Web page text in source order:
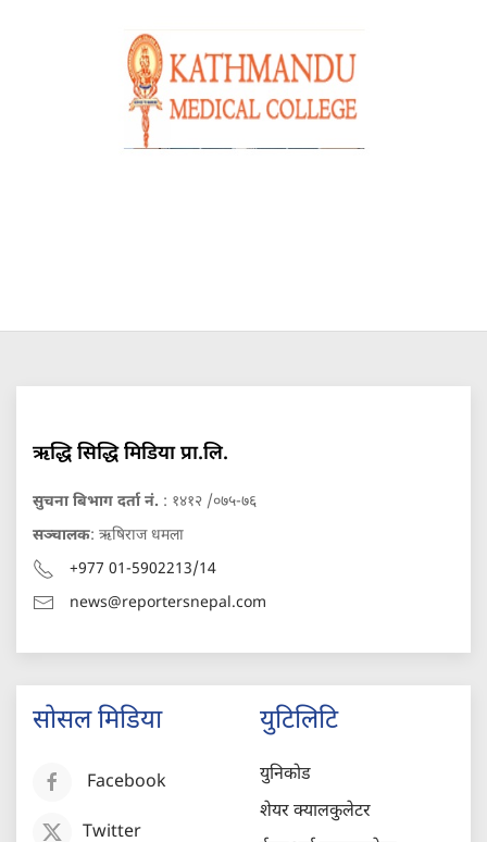
ऋद्धि सिद्धि मिडिया प्रा.लि.
सुचना बिभाग दर्ता नं. : १४१२ /०७५-७६
सञ्चालक: ऋषिराज धमला
+977 01-5902213/14
news@reportersnepal.com
सोसल मिडिया
Facebook
Twitter
युटिलिटि
युनिकोड
शेयर क्यालकुलेटर